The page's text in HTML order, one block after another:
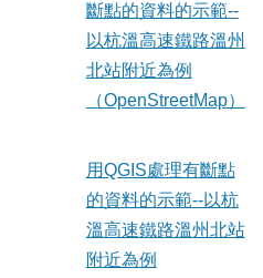
斷點的資料的示範--
以杭溫高速鐵路溫州
北站附近為例
（OpenStreetMap）
用QGIS處理有斷點
的資料的示範--以杭
溫高速鐵路溫州北站
附近為例